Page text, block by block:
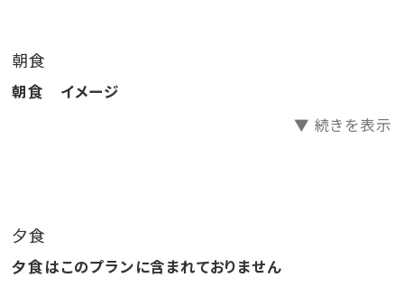
※仕入れ状況により商品内容は変更になる場合があり
チェックイン：15:00～
チェックアウト：～11:00
朝食
朝食 イメージ
▼ 続きを表示
夕食
夕食はこのプランに含まれておりません